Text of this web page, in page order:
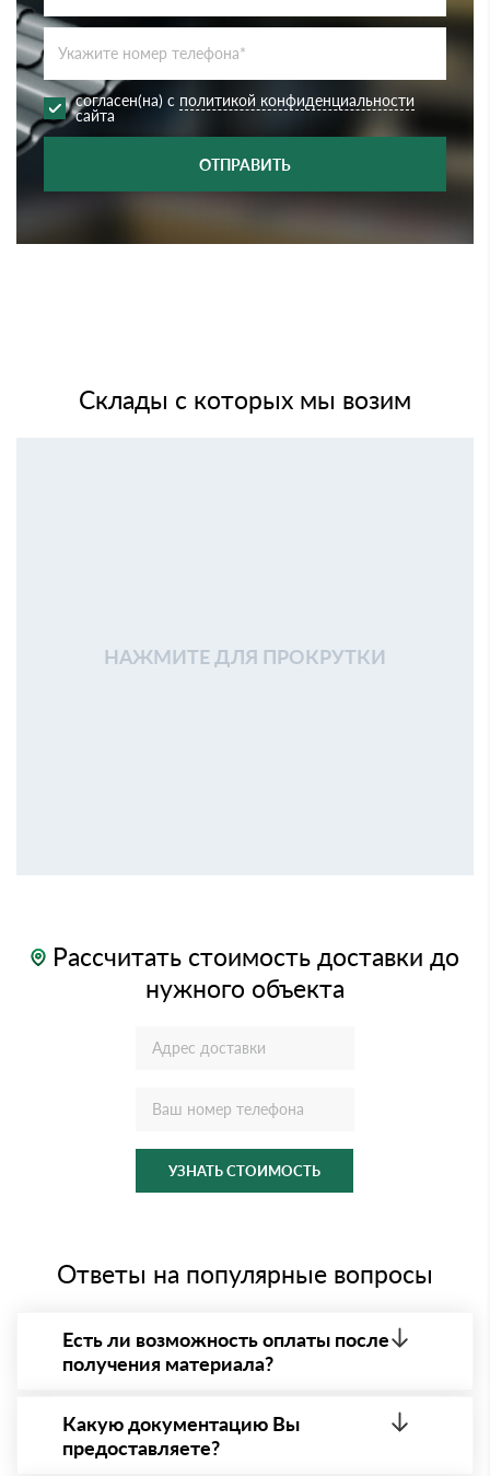
согласен(на) с политикой конфиденциальности
сайта
ОТПРАВИТЬ
Склады с которых мы возим
НАЖМИТЕ ДЛЯ ПРОКРУТКИ
Рассчитать стоимость доставки до
нужного объекта
УЗНАТЬ СТОИМОСТЬ
Ответы на популярные вопросы
Есть ли возможность оплаты после
получения материала?
- оплата по факту получения товара. При этом,
если доставленный товар был ненадлежащего
качества, то Вы вправе от него отказаться.
Какую документацию Вы
предоставляете?